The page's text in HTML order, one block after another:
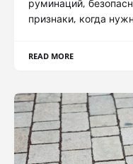
руминаций,
признаки, когда
READ MORE